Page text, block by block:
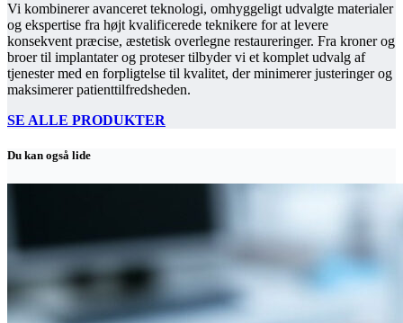
Vi kombinerer avanceret teknologi, omhyggeligt udvalgte materialer
og ekspertise fra højt kvalificerede teknikere for at levere
konsekvent præcise, æstetisk overlegne restaureringer. Fra kroner og
broer til implantater og proteser tilbyder vi et komplet udvalg af
tjenester med en forpligtelse til kvalitet, der minimerer justeringer og
maksimerer patienttilfredsheden.
SE ALLE PRODUKTER
Du kan også lide